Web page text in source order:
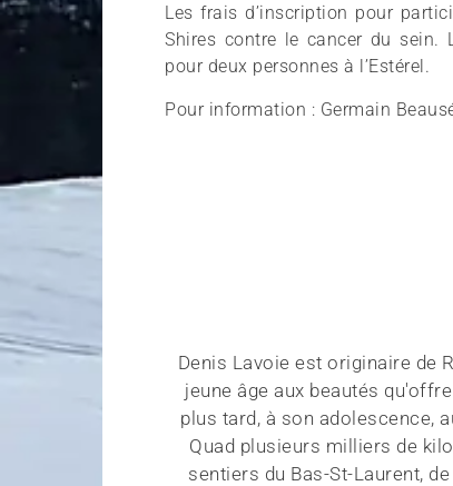
Les frais d’inscription pour
Shires contre le cancer du sein.
pour deux personnes à l’Estérel.
Pour information : Germain
Denis Lavoie est originaire de
jeune âge aux beautés
plus tard, à son adolescence,
Quad plusieurs milliers de
sentiers du Bas-St-Laurent,